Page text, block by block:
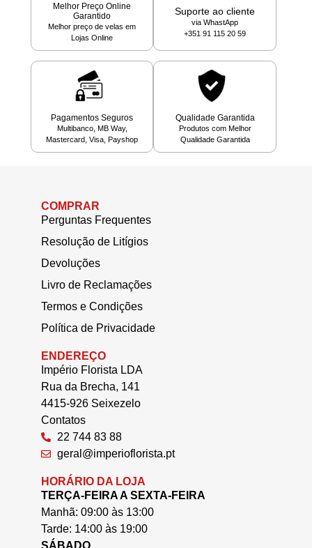
Melhor Preço Online
Garantido
Melhor preço de velas em
Lojas Online
Suporte ao cliente
via WhastApp
+351 91 115 20 59
Pagamentos Seguros
Multibanco, MB Way,
Mastercard, Visa, Payshop
Qualidade Garantida
Produtos com Melhor
Qualidade Garantida
COMPRAR
Perguntas Frequentes
Resolução de Litígios
Devoluções
Livro de Reclamações
Termos e Condições
Política de Privacidade
ENDEREÇO
Império Florista LDA
Rua da Brecha, 141
4415-926 Seixezelo
Contatos
22 744 83 88
geral@imperioflorista.pt
HORÁRIO DA LOJA
TERÇA-FEIRA A SEXTA-FEIRA
Manhã: 09:00 às 13:00
Tarde: 14:00 às 19:00